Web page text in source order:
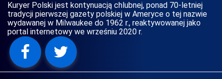
Kuryer Polski jest kontynuacją chlubnej, ponad 70-letniej
tradycji pierwszej gazety polskiej w Ameryce o tej nazwie
wydawanej w Milwaukee do 1962 r., reaktywowanej jako
portal internetowy we wrześniu 2020 r.